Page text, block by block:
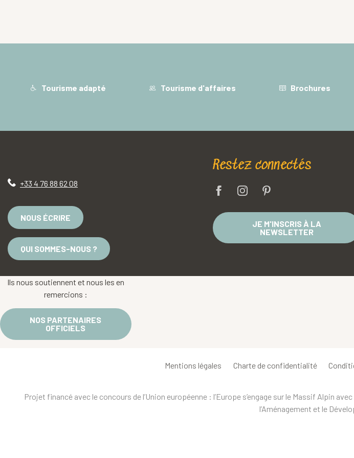
Tourisme adapté Tourisme d'affaires Brochures
+33 4 76 88 62 08
NOUS ÉCRIRE
QUI SOMMES-NOUS ?
Restez connectés
JE M'INSCRIS À LA
NEWSLETTER
Ils nous soutiennent et nous les en
remercions :
NOS PARTENAIRES
OFFICIELS
Mentions légales Charte de confidentialité
Projet financé avec le concours de l’Union européenne : l’Europe s’engage sur le Massif Alpin
l’Aménagement et le